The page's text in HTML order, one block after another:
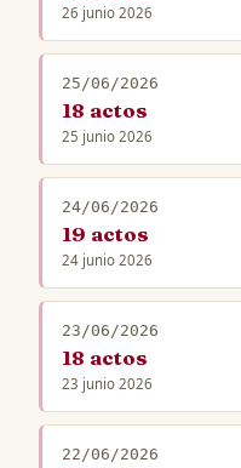
26 junio 2026
25/06/2026
18 actos
25 junio 2026
24/06/2026
19 actos
24 junio 2026
23/06/2026
18 actos
23 junio 2026
22/06/2026